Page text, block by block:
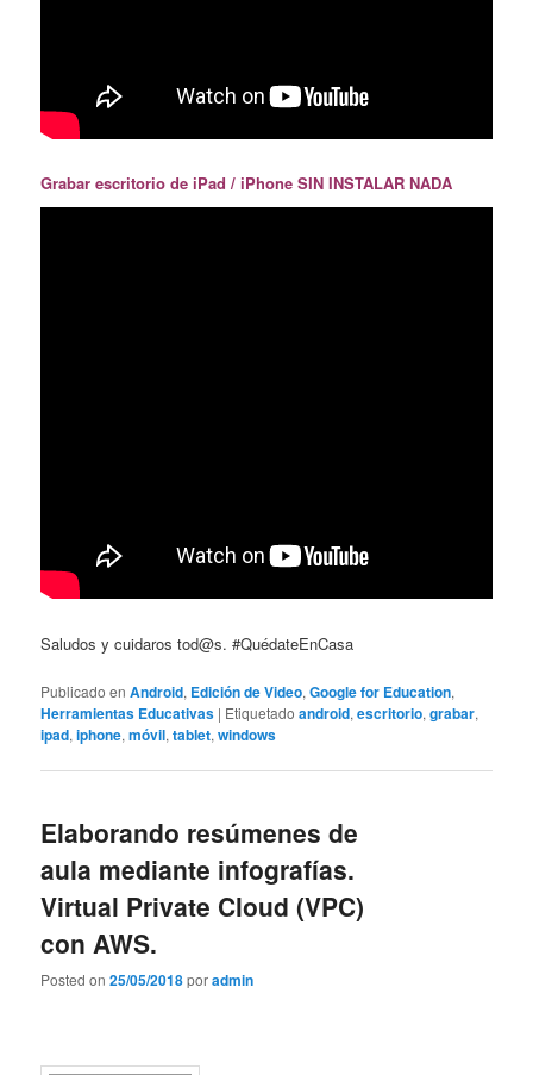
Grabar escritorio de iPad / iPhone SIN INSTALAR NADA
Saludos y cuidaros tod@s. #QuédateEnCasa
Publicado en Android, Edición de Video,Google for Education,
Herramientas Educativas | Etiquetado android,escritorio,grabar,
ipad,iphone,móvil,tablet,windows
Elaborando resúmenes de
aula mediante infografías.
Virtual Private Cloud (VPC)
con AWS.
Posted on25/05/2018poradmin